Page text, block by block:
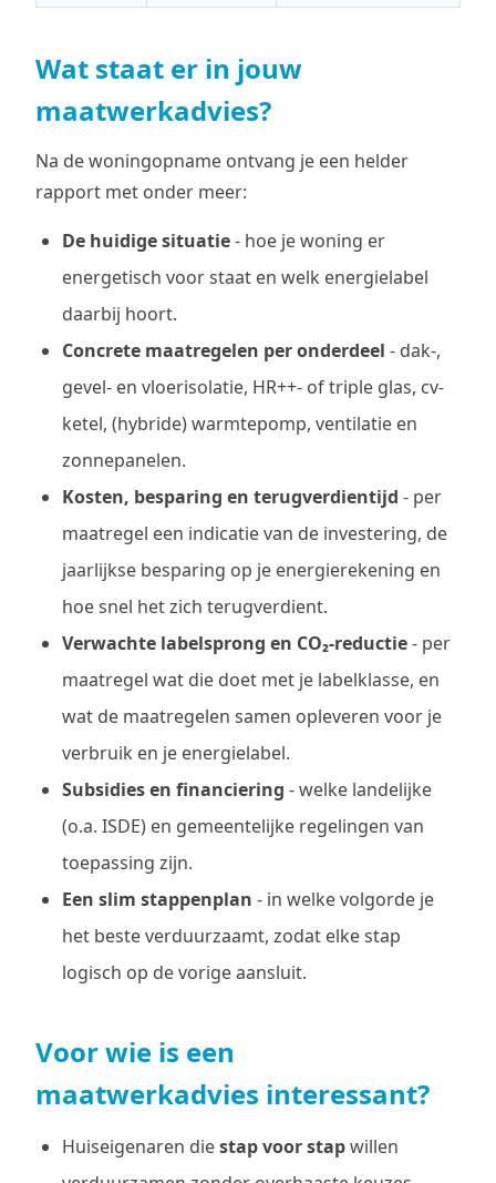
Wat staat er in jouw
maatwerkadvies?
Na de woningopname ontvang je een helder
rapport met onder meer:
De huidige situatie- hoe je woning er
energetisch voor staat en welk energielabel
daarbij hoort.
Concrete maatregelen per onderdeel - dak-,
gevel- en vloerisolatie, HR++- of triple glas, cv-
ketel, (hybride) warmtepomp, ventilatie en
zonnepanelen.
Kosten, besparing en terugverdientijd - per
maatregel een indicatie van de investering, de
jaarlijkse besparing op je energierekening en
hoe snel het zich terugverdient.
Verwachte labelsprong en CO₂-reductie- per
maatregel wat die doet met je labelklasse, en
wat de maatregelen samen opleveren voor je
verbruik en je energielabel.
Subsidies en financiering - welke landelijke
(o.a. ISDE) en gemeentelijke regelingen van
toepassing zijn.
Een slim stappenplan - in welke volgorde je
het beste verduurzaamt, zodat elke stap
logisch op de vorige aansluit.
Voor wie is een
maatwerkadvies interessant?
Huiseigenaren diestap voor stapwillen